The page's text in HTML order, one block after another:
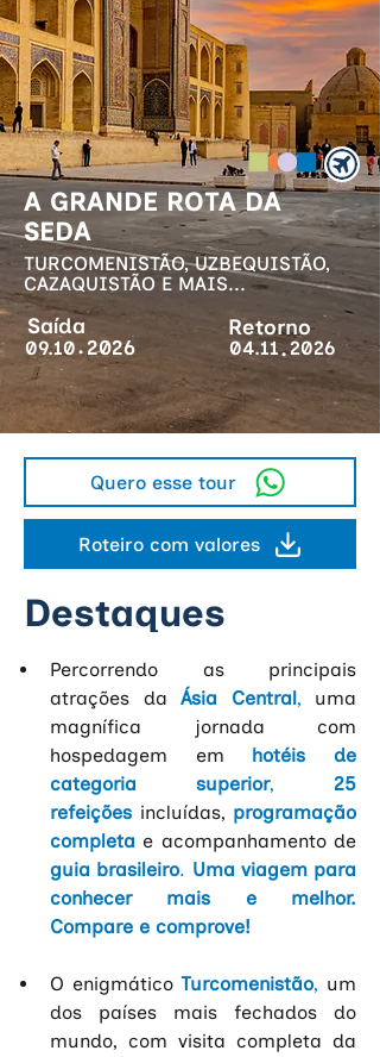
A GRANDE ROTA DA
SEDA
TURCOMENISTÃO, UZBEQUISTÃO,
CAZAQUISTÃO E MAIS...
Saída
09.10. 2026
Retorno
04.11.2026
Quero esse tour
Roteiro com valores
Destaques
Percorrendo as principais
atrações da
Ásia Central, uma
magnífica jornada com
hospedagem em
hotéis de
categoria superior, 25
refeições incluídas, programação
completa e acompanhamento de
guia brasileiro. Uma viagem para
conhecer mais e melhor.
Compare e comprove!
O enigmático Turcomenistão, um
dos países mais fechados do
mundo, com visita completa da